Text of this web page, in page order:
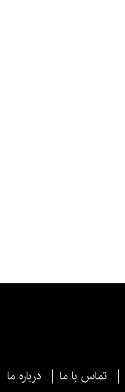
تماس با ما درباره ما